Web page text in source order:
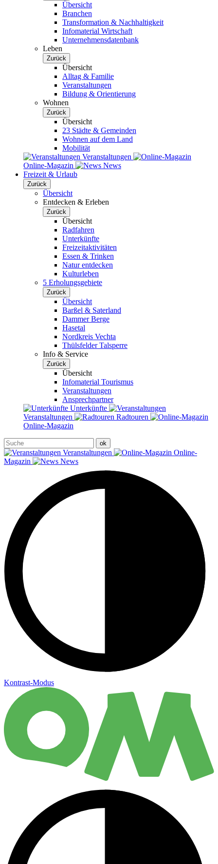
Übersicht
Branchen
Transformation & Nachhaltigkeit
Infomaterial Wirtschaft
Unternehmensdatenbank
Leben
Zurück
Übersicht
Alltag & Familie
Veranstaltungen
Bildung & Orientierung
Wohnen
Zurück
Übersicht
23 Städte & Gemeinden
Wohnen auf dem Land
Mobilität
Veranstaltungen
Online-Magazin
News
Freizeit & Urlaub
Zurück
Übersicht
Entdecken & Erleben
Zurück
Übersicht
Radfahren
Unterkünfte
Freizeitaktivitäten
Essen & Trinken
Natur entdecken
Kulturleben
5 Erholungsgebiete
Zurück
Übersicht
Barßel & Saterland
Dammer Berge
Hasetal
Nordkreis Vechta
Thülsfelder Talsperre
Info & Service
Zurück
Übersicht
Infomaterial Tourismus
Veranstaltungen
Ansprechpartner
Unterkünfte
Veranstaltungen
Radtouren
Online-Magazin
Veranstaltungen
Online-
Magazin
News
Kontrast-Modus